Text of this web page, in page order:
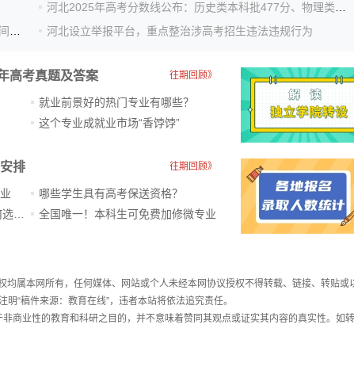
河北2025年高考分数线公布：历史类本科批477分、物理类本科批459分
河北：2025年普通高校招生考试志愿填报辅助系统开放时间安排
河北设立举报平台，重点整治涉高考招生违法违规行为
高考真题及答案 往期回顾》
就业前景好的热门专业有哪些？
这个专业成就业市场“香饽饽”​
排 往期回顾》
ChatGPT爆火，高中生未来如何选专业？
哪些学生具有高考保送资格？
全国唯一！本科生可免费加修微专业
属本网所有，任何媒体、网站或个人未经本网协议授权不得转载、链接、转贴或
“稿件来源：教育在线”，违者本站将依法追究责任。
商业性的教育和科研之目的，并不意味着赞同其观点或证实其内容的真实性。如